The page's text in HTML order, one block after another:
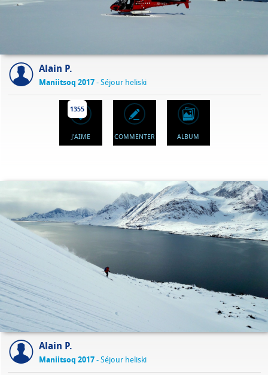
Alain P.
Maniitsoq 2017- Séjour heliski
1355
J'AIME COMMENTER ALBUM
Alain P.
Maniitsoq 2017- Séjour heliski